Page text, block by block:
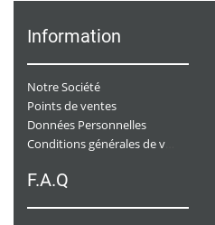
Information
Notre Société
Points de ventes
Données Personnelles
F.A.Q